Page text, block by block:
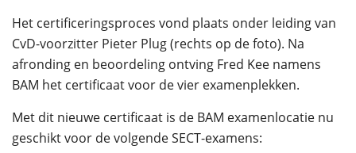
Het certificeringsproces vond plaats onder leiding van
CvD-voorzitter Pieter Plug (rechts op de foto). Na
afronding en beoordeling ontving Fred Kee namens
BAM het certificaat voor de vier examenplekken.
Met dit nieuwe certificaat is de BAM examenlocatie nu
geschikt voor de volgende SECT-examens: